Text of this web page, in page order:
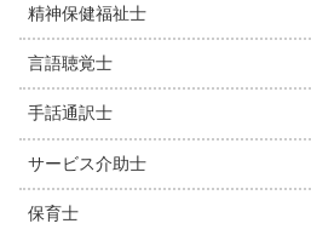
精神保健福祉士
言語聴覚士
手話通訳士
サービス介助士
保育士